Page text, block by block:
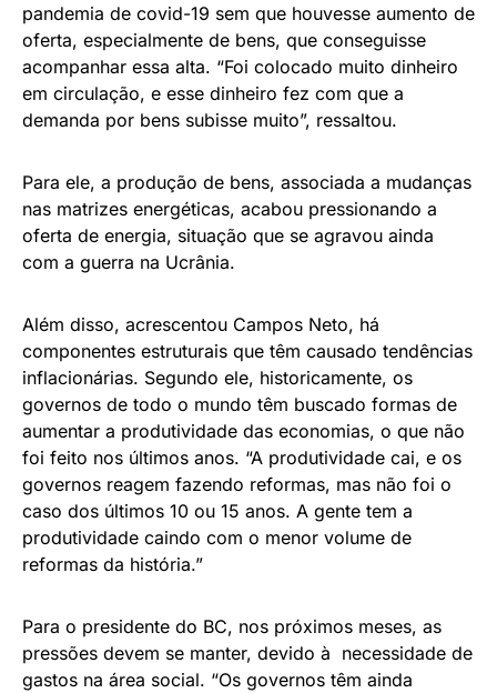
pandemia de covid-19 sem que houvesse aumento de
oferta, especialmente de bens, que conseguisse
acompanhar essa alta. “Foi colocado muito dinheiro
em circulação, e esse dinheiro fez com que a
demanda por bens subisse muito”, ressaltou.
Para ele, a produção de bens, associada a mudanças
nas matrizes energéticas, acabou pressionando a
oferta de energia, situação que se agravou ainda
com a guerra na Ucrânia.
Além disso, acrescentou Campos Neto, há
componentes estruturais que têm causado tendências
inflacionárias. Segundo ele, historicamente, os
governos de todo o mundo têm buscado formas de
aumentar a produtividade das economias, o que não
foi feito nos últimos anos. “A produtividade cai, e os
governos reagem fazendo reformas, mas não foi o
caso dos últimos 10 ou 15 anos. A gente tem a
produtividade caindo com o menor volume de
reformas da história.”
Para o presidente do BC, nos próximos meses, as
pressões devem se manter, devido à necessidade de
gastos na área social. “Os governos têm ainda